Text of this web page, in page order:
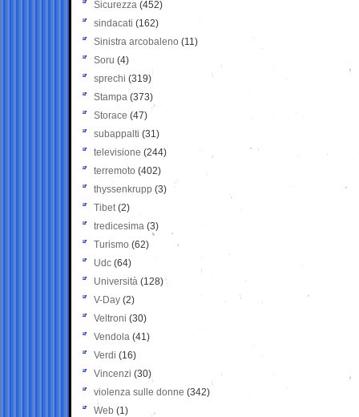
Sicurezza (452)
sindacati (162)
Sinistra arcobaleno (11)
Soru (4)
sprechi (319)
Stampa (373)
Storace (47)
subappalti (31)
televisione(244)
terremoto (402)
thyssenkrupp (3)
Tibet(2)
tredicesima (3)
Turismo (62)
Udc (64)
Università (128)
V-Day (2)
Veltroni (30)
Vendola (41)
Verdi (16)
Vincenzi (30)
violenza sulle donne (342)
Web (1)